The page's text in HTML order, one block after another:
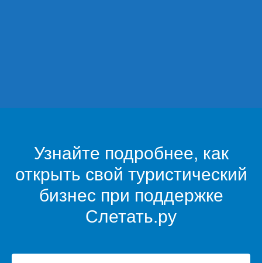
Узнайте подробнее, как
открыть свой туристический
бизнес при поддержке
Слетать.ру